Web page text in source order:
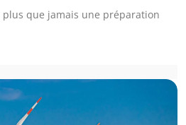
que jamais une préparation